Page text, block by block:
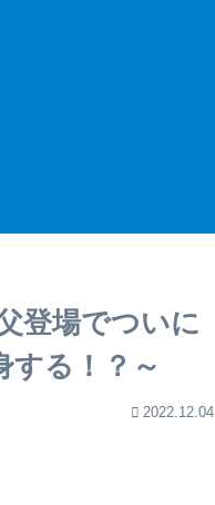
登場でついに
る！？～
2022.12.04